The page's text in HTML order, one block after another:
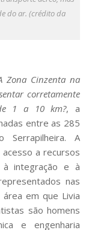
do ar. (crédito da
Zona Cinzenta na
corretamente
1 a 10 km?, a
entre as 285
Serrapilheira. A
a recursos
à integração e à
nas
em que Livia
são homens
e engenharia